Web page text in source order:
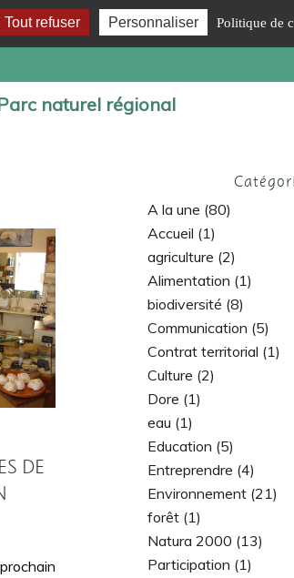
naturel régional
DE
A la une (80)
Accueil (1)
agriculture (2)
Alimentation (1)
biodiversité (8)
Communication (5)
Contrat territorial (1)
Culture (2)
Dore (1)
eau (1)
Education (5)
Entreprendre (4)
Environnement (21)
forêt (1)
Natura 2000 (13)
Participation (1)
Tout refuser Personnaliser Politique de